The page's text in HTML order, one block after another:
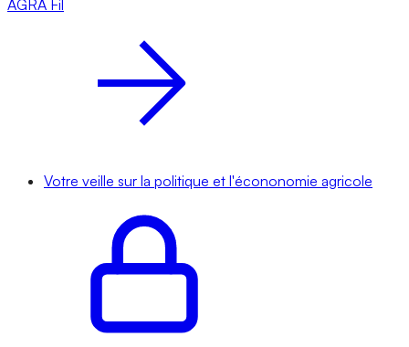
AGRA Fil
Votre veille sur la politique et l'écononomie agricole